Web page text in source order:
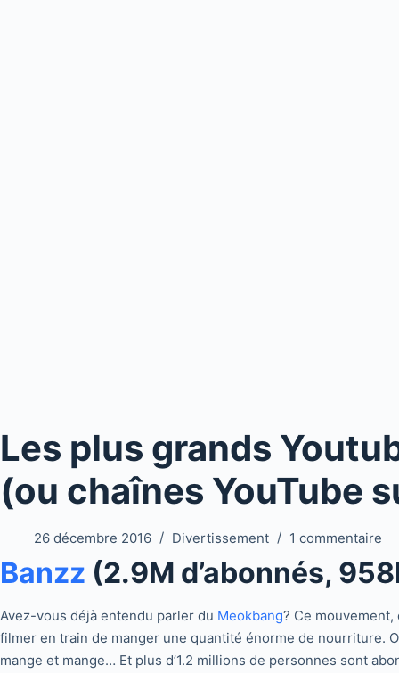
Les plus grands
(ou chaînes YouTube
26 décembre 2016 Divertissement 1 commentaire
Banzz (2.9M d’abonnés,
Avez-vous déjà entendu parler du Meokbang? Ce
filmer en train de manger une quantité énorme de nourriture.
mange et mange… Et plus d’1.2 millions de personnes sont